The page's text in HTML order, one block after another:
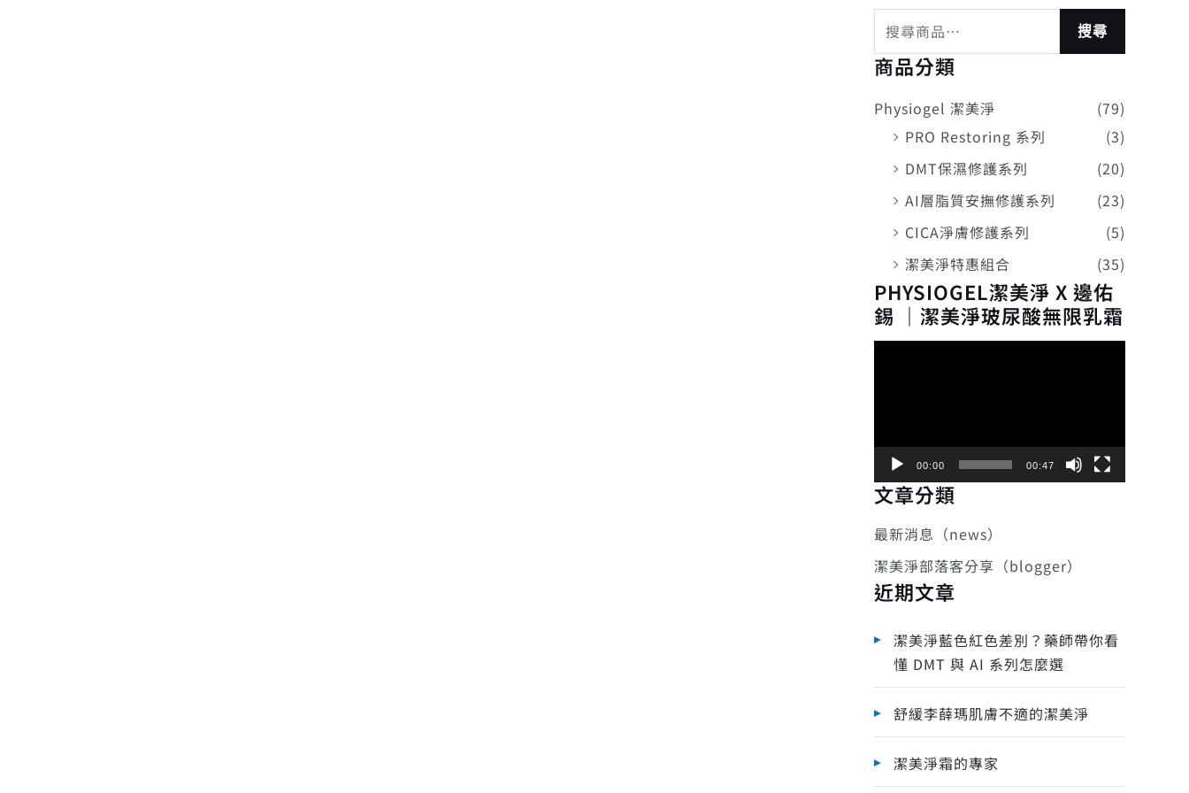
搜尋
商品分類
Physiogel 潔美淨
(79)
PRO Restoring 系列
(3)
DMT保濕修護系列
(20)
AI層脂質安撫修護系列
(23)
CICA淨膚修護系列
(5)
潔美淨特惠組合
(35)
PHYSIOGEL潔美淨 X 邊佑
錫 ｜潔美淨玻尿酸無限乳霜
00:00 00:47
文章分類
最新消息（news）
潔美淨部落客分享（blogger）
近期文章
潔美淨藍色紅色差別？藥師帶你看
懂 DMT 與 AI 系列怎麼選
舒緩李薛瑪肌膚不適的潔美淨
潔美淨霜的專家